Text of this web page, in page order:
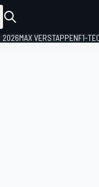
2026MAX VERSTAPPENF1-